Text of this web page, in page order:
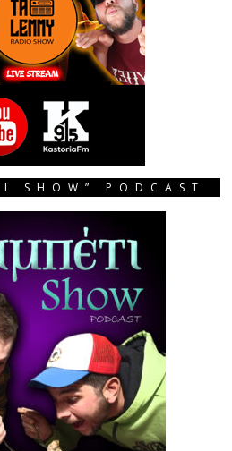
SHOW” PODCAST